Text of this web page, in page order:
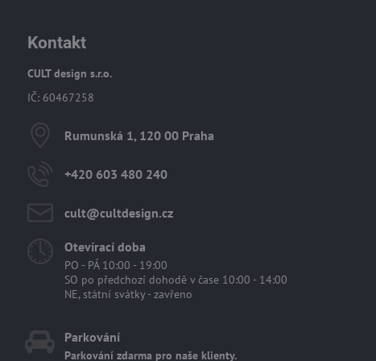
Kontakt
CULT design s.r.o.
IČ: 60467258
Rumunská 1, 120 00 Praha
+420 603 480 240
cult​@cultdesign​.cz
Otevírací doba
PO - PÁ 10:00 - 19:00
SO po předchozí dohodě v čase 10:00 - 14:00
NE, státní svátky - zavřeno
Parkování
Parkování zdarma pro naše klienty.